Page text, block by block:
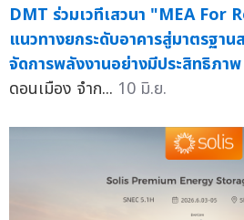
DMT ร่วมเวทีเสวนา "MEA For
แนวทางยกระดับอาคารสู่มาตรฐาน
จัดการพลังงานอย่างมีประสิทธิภาพ
ดอนเมือง จำก... 10 มิ.ย.